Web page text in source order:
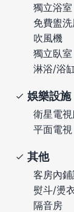
獨立浴室
免費盥
吹風機
獨立臥室
淋浴/浴
娛樂設施
衛星電
平面電視
其他
客房內
熨斗/燙
隔音房